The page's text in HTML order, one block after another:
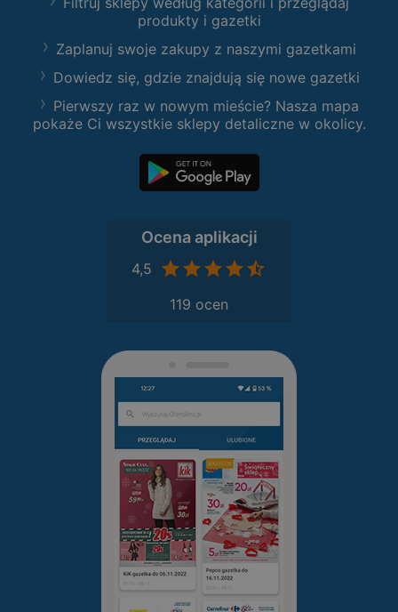
produkty i gazetki
Zaplanuj swoje zakupy z naszymi gazetkami
Dowiedz się, gdzie znajdują się nowe gazetki
Pierwszy raz w nowym mieście? Nasza mapa
pokaże Ci wszystkie sklepy detaliczne w okolicy.
Ocena aplikacji
4,5
119 ocen